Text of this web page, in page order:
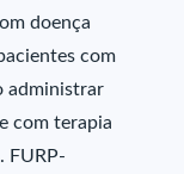
doença
com
administrar
com terapia
FURP-